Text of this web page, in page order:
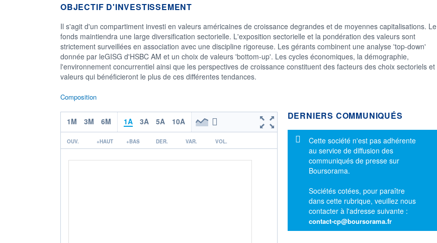
OBJECTIF D'INVESTISSEMENT
Il s'agit d'un compartiment investi en valeurs américaines de croissance degrandes et de moyennes capitalisations. Le
fonds maintiendra une large diversification sectorielle. L'exposition sectorielle et la pondération des valeurs sont
strictement surveillées en association avec une discipline rigoreuse. Les gérants combinent une analyse 'top-down'
donnée par leGISG d'HSBC AM et un choix de valeurs 'bottom-up'. Les cycles économiques, la démographie,
l'environnement concurrentiel ainsi que les perspectives de croissance constituent des facteurs des choix sectoriels et
valeurs qui bénéficieront le plus de ces différentes tendances.
Composition
1M 3M 6M 1A 3A 5A 10A
OUV. +HAUT +BAS DER. VAR. VOL.
DERNIERS COMMUNIQUÉS
Message d'information
Cette société n'est pas adhérente
au service de diffusion des
communiqués de presse sur
Boursorama.
Sociétés cotées, pour paraître
dans cette rubrique, veuillez nous
contacter à l'adresse suivante :
contact-cp@boursorama.fr